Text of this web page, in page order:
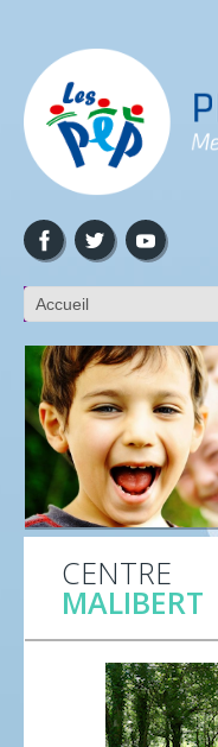
CENTRE
MALIBERT